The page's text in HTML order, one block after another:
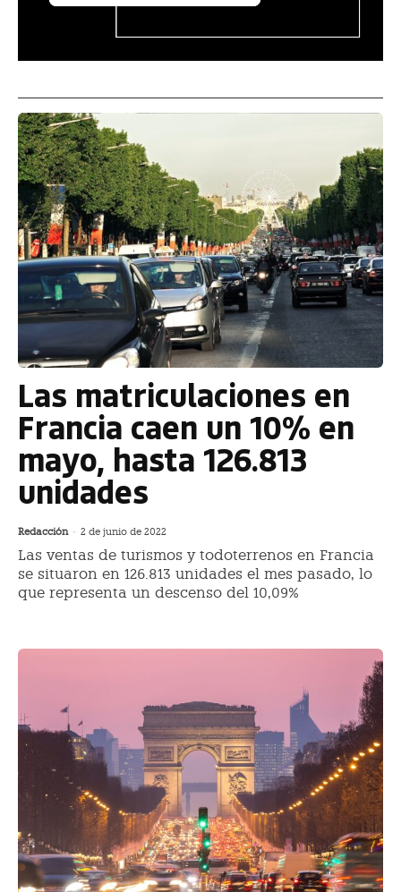
Las matriculaciones en
Francia caen un 10% en
mayo, hasta 126.813
unidades
Redacción - 2 de junio de 2022
Las ventas de turismos y todoterrenos en Francia
se situaron en 126.813 unidades el mes pasado, lo
que representa un descenso del 10,09%